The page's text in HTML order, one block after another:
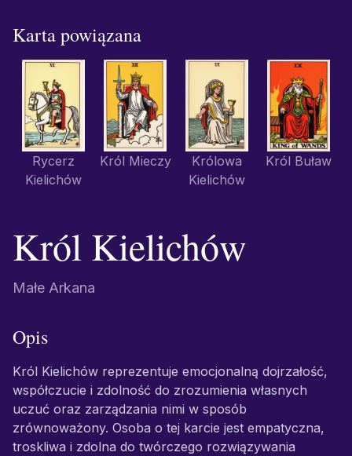
Karta powiązana
Rycerz
Kielichów
Król Mieczy
Królowa
Kielichów
Król Buław
Król Kielichów
Małe Arkana
Opis
Król Kielichów reprezentuje emocjonalną dojrzałość,
współczucie i zdolność do zrozumienia własnych
uczuć oraz zarządzania nimi w sposób
zrównoważony. Osoba o tej karcie jest empatyczna,
troskliwa i zdolna do twórczego rozwiązywania